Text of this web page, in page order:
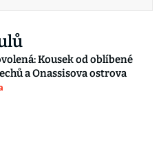
Kousek od oblíbené
a Onassisova ostrova